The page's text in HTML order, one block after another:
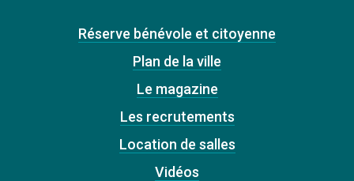
Réserve bénévole et citoyenne
Plan de la ville
Le magazine
Les recrutements
Location de salles
Vidéos